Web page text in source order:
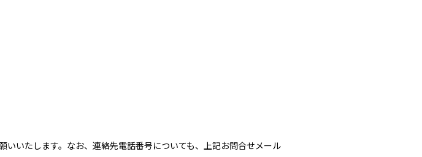
いたします。なお、連絡先電話番号についても、上記お問合せメール